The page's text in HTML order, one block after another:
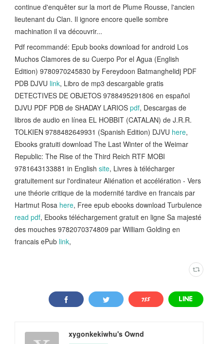
continue d'enquêter sur la mort de Plume Rousse, l'ancien
lieutenant du Clan. Il ignore encore quelle sombre
machination il va découvrir...
Pdf recommandé: Epub books download for android Los
Muchos Clamores de su Cuerpo Por el Agua (English
Edition) 9780970245830 by Fereydoon Batmanghelidj PDF
PDB DJVU link, Libro de mp3 descargable gratis
DETECTIVES DE OBJETOS 9788495291806 en español
DJVU PDF PDB de SHADAY LARIOS pdf, Descargas de
libros de audio en línea EL HOBBIT (CATALAN) de J.R.R.
TOLKIEN 9788482649931 (Spanish Edition) DJVU here,
Ebooks gratuiti download The Last Winter of the Weimar
Republic: The Rise of the Third Reich RTF MOBI
9781643133881 in English site, Livres à télécharger
gratuitement sur l'ordinateur Aliénation et accélération - Vers
une théorie critique de la modernité tardive en francais par
Hartmut Rosa here, Free epub ebooks download Turbulence
read pdf, Ebooks téléchargement gratuit en ligne Sa majesté
des mouches 9782070374809 par William Golding en
francais ePub link,
xygonkekiwhu's Ownd